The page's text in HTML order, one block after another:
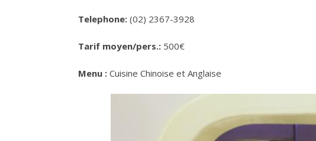
Telephone: (02) 2367-3928
Tarif moyen/pers.: 500€
Menu : Cuisine Chinoise et Anglaise